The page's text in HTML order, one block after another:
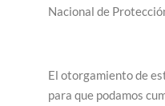
Nacional de
El otorgamiento de
para que podamos